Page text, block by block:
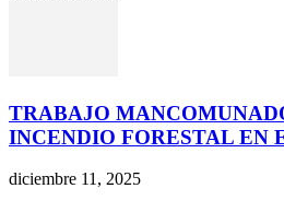
TRABAJO
INCENDIO FORESTAL EN
diciembre 11, 2025